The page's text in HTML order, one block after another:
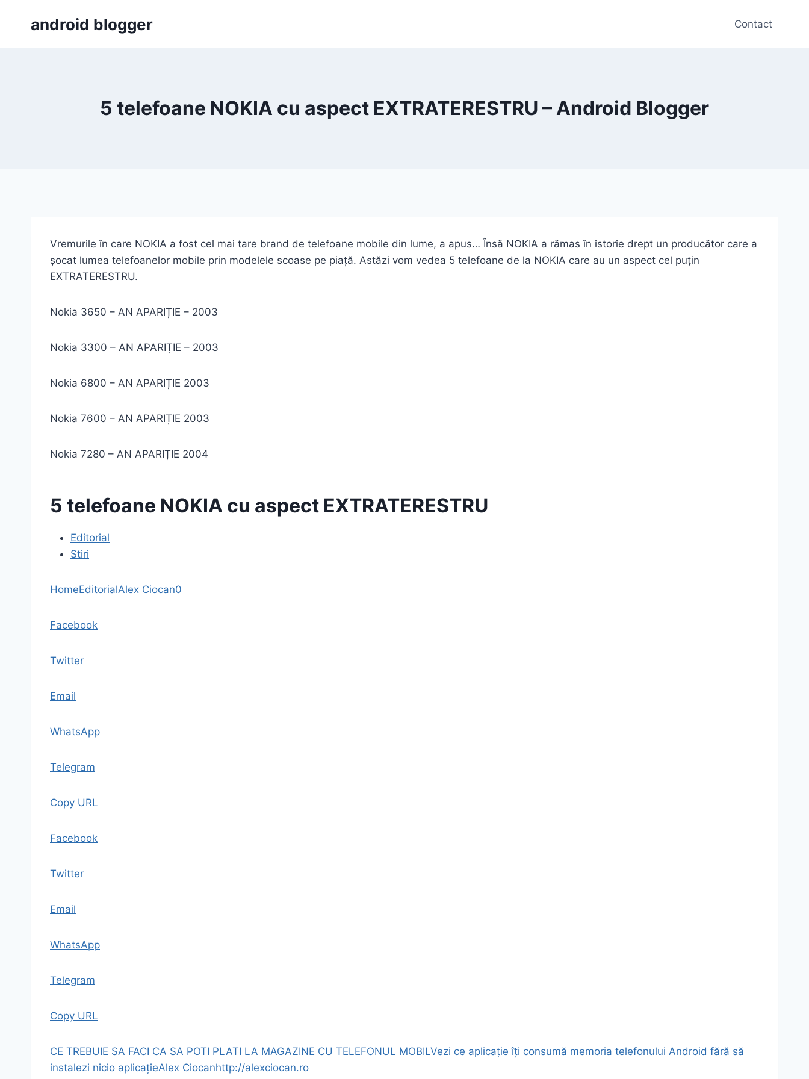
android blogger Contact
5 telefoane NOKIA cu aspect EXTRATERESTRU – Android Blogger
Vremurile în care NOKIA a fost cel mai tare brand de telefoane mobile din lume, a apus… Însă NOKIA a rămas în istorie drept un producător care a
șocat lumea telefoanelor mobile prin modelele scoase pe piață. Astăzi vom vedea 5 telefoane de la NOKIA care au un aspect cel puțin
EXTRATERESTRU.
Nokia 3650 – AN APARIȚIE – 2003
Nokia 3300 – AN APARIȚIE – 2003
Nokia 6800 – AN APARIȚIE 2003
Nokia 7600 – AN APARIȚIE 2003
Nokia 7280 – AN APARIȚIE 2004
5 telefoane NOKIA cu aspect EXTRATERESTRU
Editorial
Stiri
HomeEditorialAlex Ciocan0
Facebook
Twitter
Email
WhatsApp
Telegram
Copy URL
Facebook
Twitter
Email
WhatsApp
Telegram
Copy URL
CE TREBUIE SA FACI CA SA POTI PLATI LA MAGAZINE CU TELEFONUL MOBILVezi ce aplicație îți consumă memoria telefonului Android fără să
instalezi nicio aplicațieAlex Ciocanhttp://alexciocan.ro